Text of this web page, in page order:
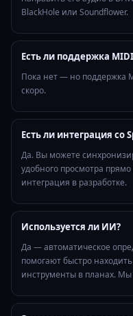
BlackHole или Soundflower.
Есть ли поддержка
Пока нет — но поддержка
скоро.
Есть ли интеграция со
Да. Вы можете
удобного просмотра
интеграция в разработке.
Используется ли ИИ?
Да — автоматическое
помогают быстро
инструменты в планах.